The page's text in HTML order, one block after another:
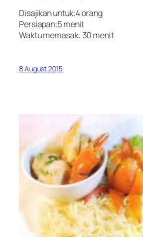
Disajikan untuk:4 orang
Persiapan:5 menit
Waktu memasak: 30 menit
8 August 2015